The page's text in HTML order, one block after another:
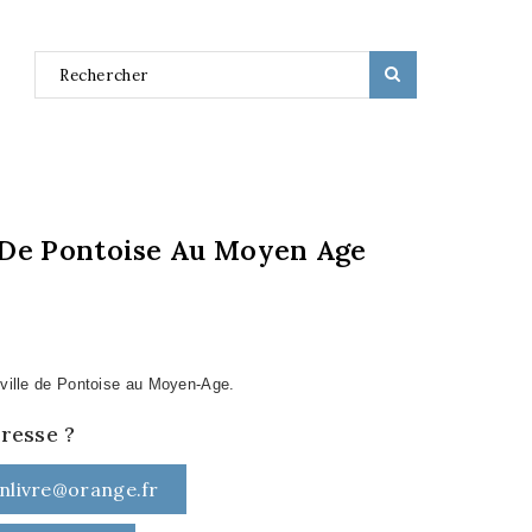
Pontoise Au Moyen Age
de Pontoise au Moyen-Age.
?